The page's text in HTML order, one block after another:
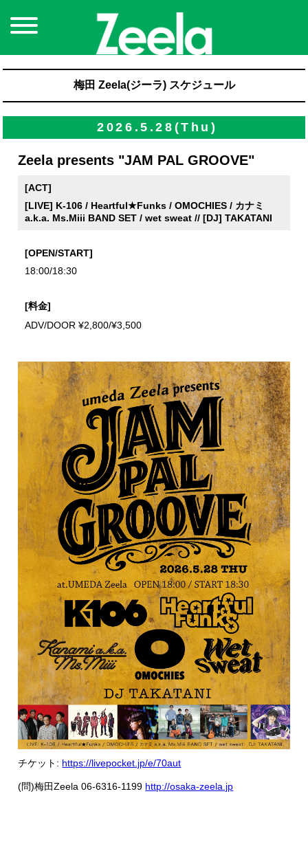
梅田 Zeela(ジーラ) スケジュール
2026.5.28(Thu)
Zeela presents "JAM PAL GROOVE"
[ACT]
[LIVE] K-106 / Heartful★Funks / OMOCHIES / カナミ
a.k.a. Ms.Miii BAND SET / wet sweat // [DJ] TAKATANI
[OPEN/START]
18:00/18:30
[料金]
ADV/DOOR ¥2,800/¥3,500
チケット: https://livepocket.jp/e/70aut
(問)梅田Zeela 06-6316-1199 http://osaka-zeela.jp